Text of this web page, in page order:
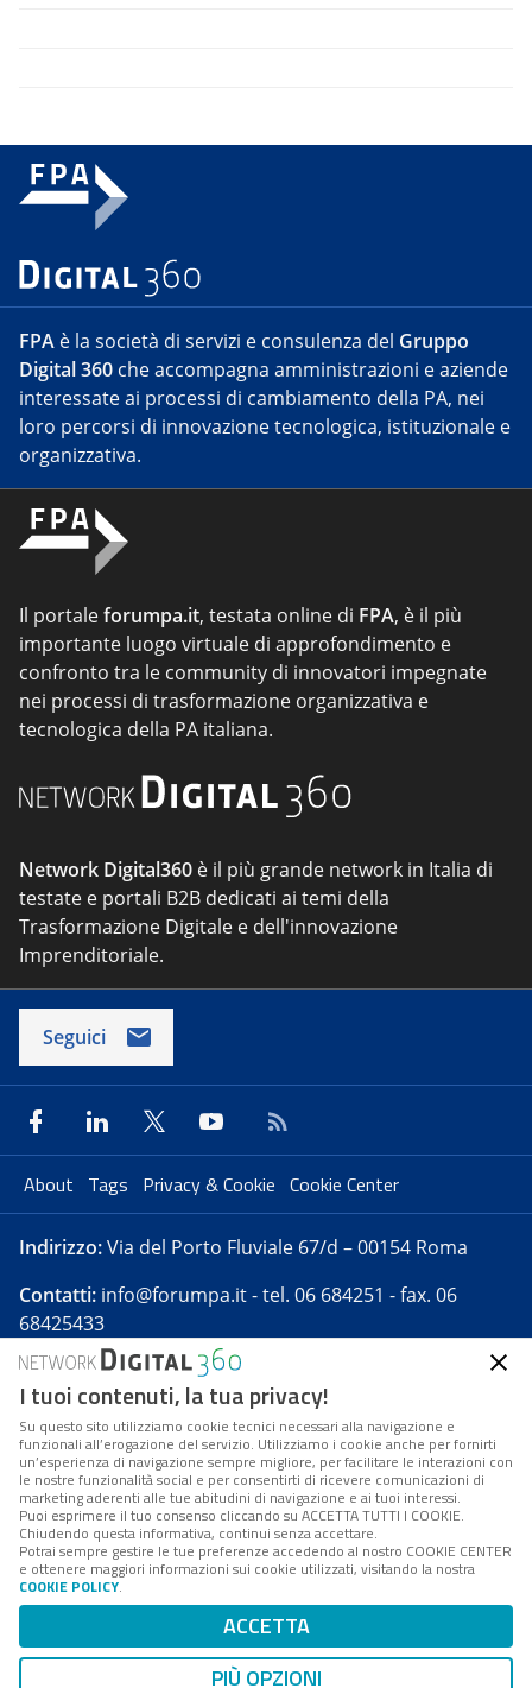
FPA è la società di servizi e consulenza del Gruppo
Digital 360 che accompagna amministrazioni e aziende
interessate ai processi di cambiamento della PA, nei
loro percorsi di innovazione tecnologica, istituzionale e
organizzativa.
Il portaleforumpa.it, testata online di FPA, è il più
importante luogo virtuale di approfondimento e
confronto tra le community di innovatori impegnate
nei processi di trasformazione organizzativa e
tecnologica della PA italiana.
Network Digital360 è il più grande network in Italia di
testate e portali B2B dedicati ai temi della
Trasformazione Digitale e dell'innovazione
Imprenditoriale.
Seguici
About Tags Privacy & Cookie Cookie Center
Indirizzo:Via del Porto Fluviale 67/d – 00154 Roma
Contatti: info@forumpa.it- tel. 06 684251 - fax. 06
68425433
Forumpa.itè una pubblicazione telematica iscritta
presso Registro della stampa del Tribunale di Roma -
Reg. n. 182 del 2 maggio 2008 - Direttore resp. Michela
Stentella
FPA s.r.l. è società soggetta a Direzione e
Coordinamento da parte di Digital360 S.p.A. - FPA s.r.l.
è un'azienda certificata per il sistema di management
Codice Fiscale/Partita IVA n. 10693191008 - R.E.A. Roma
n. 1249791. ISP AWS
Mappa del sito
I tuoi contenuti, la tua privacy!
Su questo sito utilizziamo cookie tecnici necessari alla navigazione e
funzionali all’erogazione del servizio. Utilizziamo i cookie anche per fornirti
un’esperienza di navigazione sempre migliore, per facilitare le interazioni con
le nostre funzionalità social e per consentirti di ricevere comunicazioni di
marketing aderenti alle tue abitudini di navigazione e ai tuoi interessi.
Puoi esprimere il tuo consenso cliccando su ACCETTA TUTTI I COOKIE.
Chiudendo questa informativa, continui senza accettare.
Potrai sempre gestire le tue preferenze accedendo al nostro COOKIE CENTER
e ottenere maggiori informazioni sui cookie utilizzati, visitando la nostra
COOKIE POLICY.
ACCETTA
PIÙ OPZIONI